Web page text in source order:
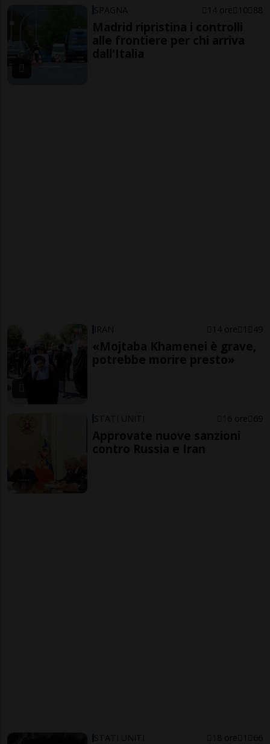
SPAGNA 14 ore 10 88
Madrid ripristina i controlli
alle frontiere per chi arriva
dall'Italia
IRAN 14 ore 1 49
«Mojtaba Khamenei è grave,
potrebbe morire presto»
STATI UNITI 16 ore 69
Approvate nuove sanzioni
contro Russia e Iran
STATI UNITI 18 ore 1 66